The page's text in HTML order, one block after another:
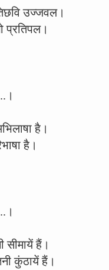
उज्जवल।
प्रतिपल।
है।
है।
सीमायें हैं।
कुंठायें हैं।